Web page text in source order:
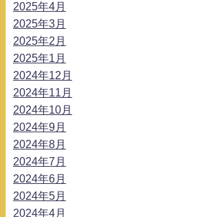
2025年4月
2025年3月
2025年2月
2025年1月
2024年12月
2024年11月
2024年10月
2024年9月
2024年8月
2024年7月
2024年6月
2024年5月
2024年4月